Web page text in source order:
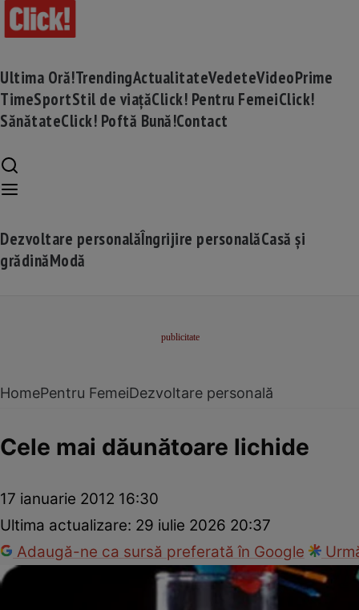
Ultima Oră!TrendingActualitateVedeteVideoPrime
TimeSportStil de viațăClick! Pentru FemeiClick!
SănătateClick! Poftă Bună!Contact
Dezvoltare personalăÎngrijire personalăCasă și
grădinăModă
HomePentru FemeiDezvoltare personală
Cele mai dăunătoare lichide
17 ianuarie 2012 16:30
Ultima actualizare: 29 iulie 2026 20:37
Adaugă-ne ca sursă preferată în Google